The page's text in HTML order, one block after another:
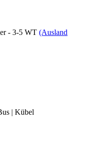
- 3-5 WT (Ausland
| Kübel